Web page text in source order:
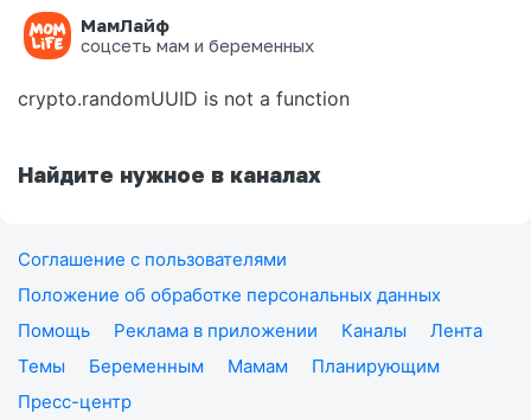
МамЛайф
соцсеть мам и беременных
Ошибка на странице
crypto.randomUUID is not a function
Найдите нужное в каналах
Соглашение с пользователями
Положение об обработке персональных данных
Помощь
Реклама в приложении Каналы
Лента
Темы
Беременным Мамам
Планирующим
Пресс-центр